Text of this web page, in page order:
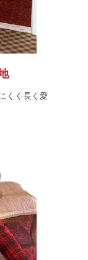
くく長く愛